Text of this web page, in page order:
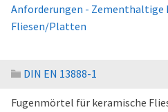
Anforderungen - Zementhaltige
Fliesen/Platten
DIN EN 13888-1
Fugenmörtel für keramische